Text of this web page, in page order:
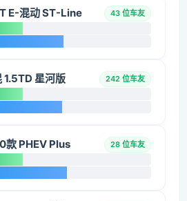
E-混动 ST-Line 43 位车友
星河版 242 位车友
款 PHEV Plus 28 位车友